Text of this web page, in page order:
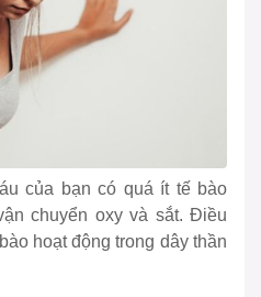
của bạn có quá ít tế bào
chuyển oxy và sắt. Điều
hoạt động trong dây thần